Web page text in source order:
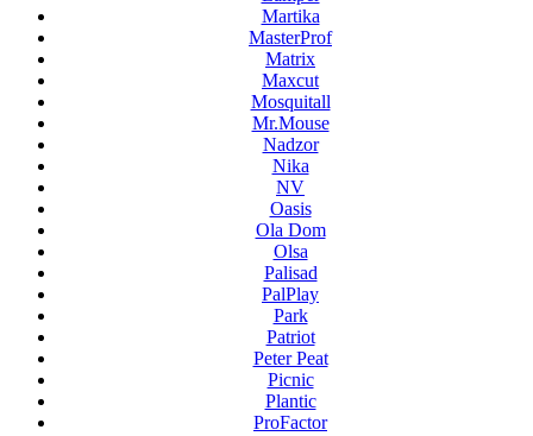
Martika
MasterProf
Matrix
Maxcut
Mosquitall
Mr.Mouse
Nadzor
Nika
NV
Oasis
Ola Dom
Olsa
Palisad
PalPlay
Park
Patriot
Peter Peat
Picnic
Plantic
ProFactor